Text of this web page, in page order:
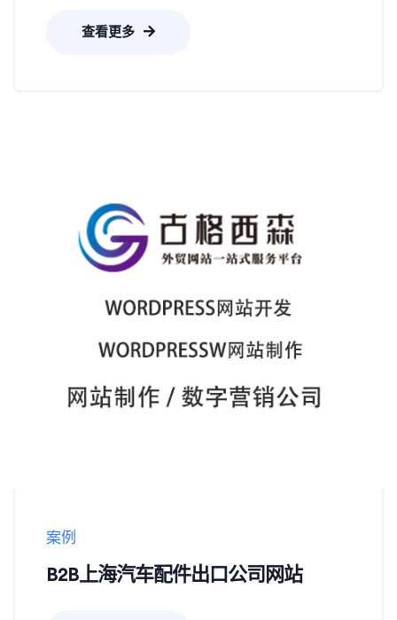
查看更多
案例
B2B上海汽车配件出口公司网站